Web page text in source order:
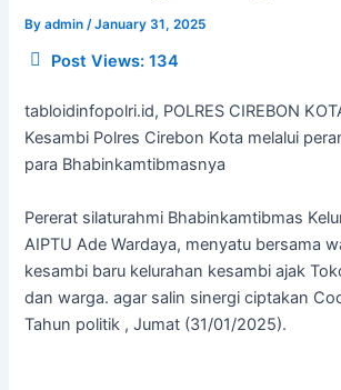
Byadmin /January 31, 2025
Post Views: 134
tabloidinfopolri.id, POLRES CIREBON
Kesambi Polres Cirebon Kota melalui
para Bhabinkamtibmasnya
Pererat silaturahmi Bhabinkamtibmas
AIPTU Ade Wardaya, menyatu bersama
kesambi baru kelurahan kesambi ajak
dan warga. agar salin sinergi ciptakan
Tahun politik , Jumat (31/01/2025).